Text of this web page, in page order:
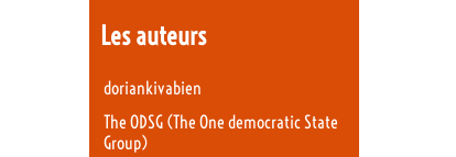
Les auteurs
doriankivabien
The ODSG (The One democratic State
Group)